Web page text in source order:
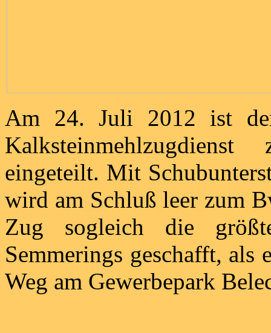
Am 24. Juli 2012 ist
Kalksteinmehlzugdienst
eingeteilt. Mit
wird am Schluß leer zum
Zug sogleich die
Semmerings geschafft, als
Weg am Gewerbepark